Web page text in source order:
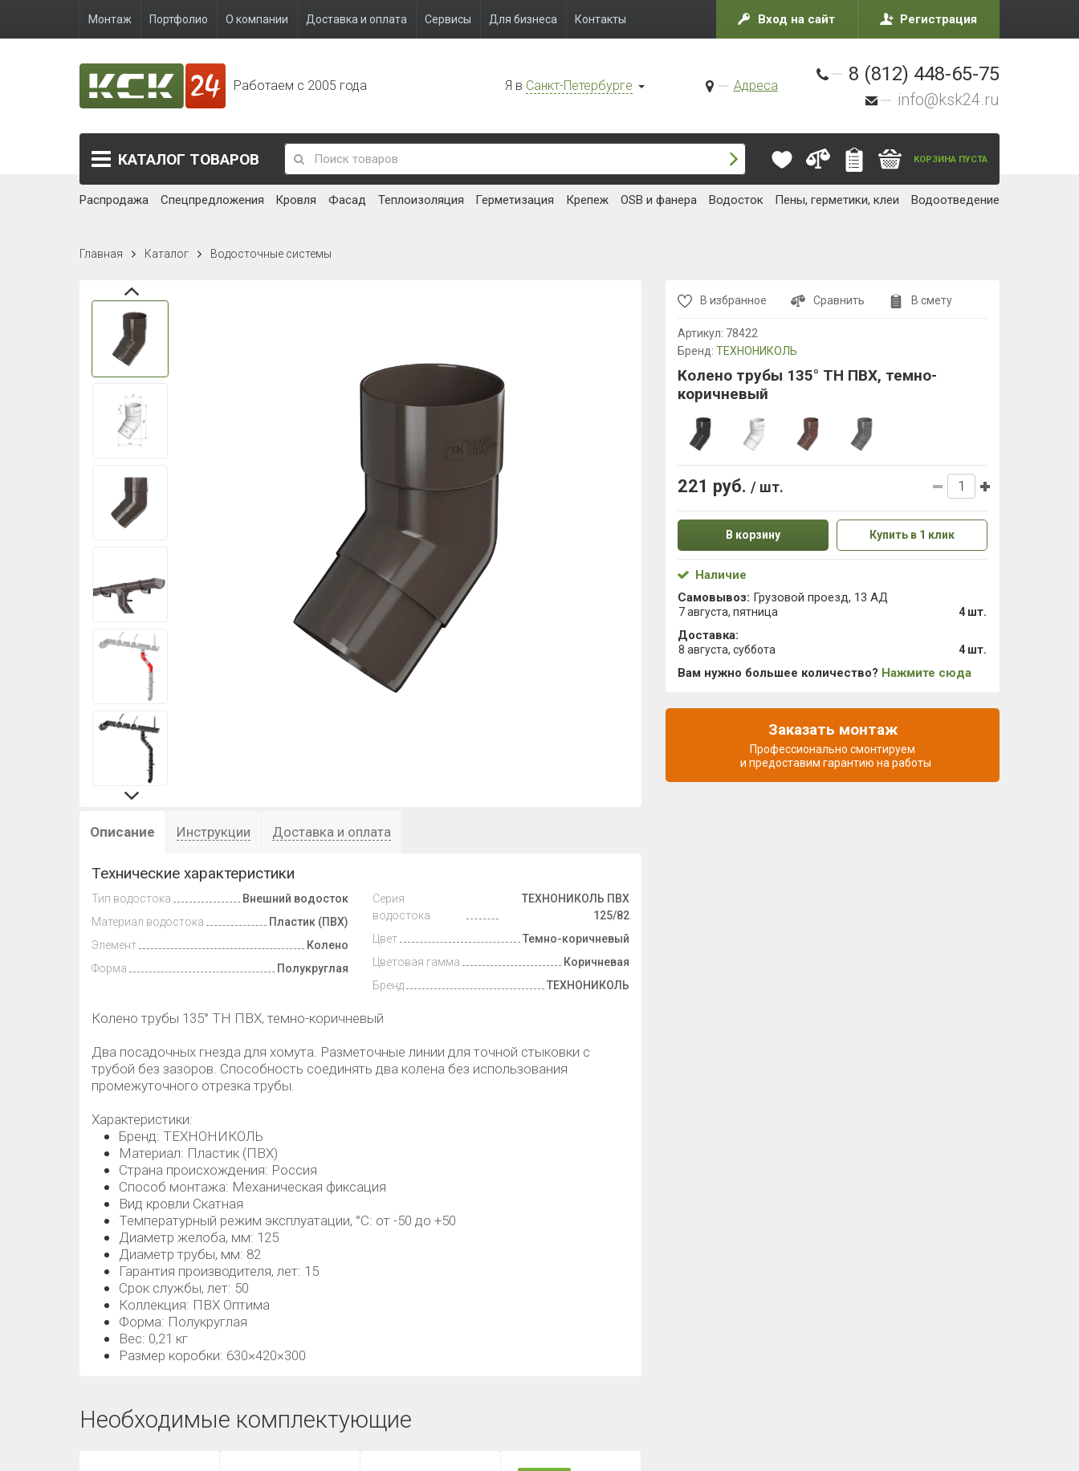
Монтаж Портфолио О компании Доставка и оплата Сервисы Для бизнеса Контакты Вход на сайт Регистрация
Работаем с 2005 года Я в Санкт-Петербурге Адреса
8 (812) 448-65-75
info@ksk24.ru
КАТАЛОГ ТОВАРОВ КОРЗИНА ПУСТА
Распродажа Спецпредложения Кровля Фасад Теплоизоляция Герметизация Крепеж OSB и фанера Водосток Пены, герметики, клеи Водоотведение
Главная Каталог Водосточные системы
Описание Инструкции Доставка и оплата
Технические характеристики
Тип водостока
Внешний водосток
Материал водостока
Пластик (ПВХ)
Элемент
Колено
Форма
Полукруглая
Серия
водостока
ТЕХНОНИКОЛЬ ПВХ
125/82
Цвет
Темно-коричневый
Цветовая гамма
Коричневая
Бренд
ТЕХНОНИКОЛЬ
Колено трубы 135° ТН ПВХ, темно-коричневый
Два посадочных гнезда для хомута. Разметочные линии для точной стыковки с
трубой без зазоров. Способность соединять два колена без использования
промежуточного отрезка трубы.
Характеристики:
Бренд: ТЕХНОНИКОЛЬ
Материал: Пластик (ПВХ)
Страна происхождения: Россия
Способ монтажа: Механическая фиксация
Вид кровли Скатная
Температурный режим эксплуатации, °C: от -50 до +50
Диаметр желоба, мм: 125
Диаметр трубы, мм: 82
Гарантия производителя, лет: 15
Срок службы, лет: 50
Коллекция: ПВХ Оптима
Форма: Полукруглая
Вес: 0,21 кг
Размер коробки: 630×420×300
Необходимые комплектующие
В избранное Сравнить В смету
Артикул: 78422
Бренд: ТЕХНОНИКОЛЬ
Колено трубы 135° ТН ПВХ, темно-
коричневый
221 руб. / шт.
В корзину Купить в 1 клик
Наличие
Самовывоз: Грузовой проезд, 13 АД
7 августа, пятница 4 шт.
Доставка:
8 августа, суббота 4 шт.
Вам нужно большее количество? Нажмите сюда
Заказать монтаж
Профессионально смонтируем
и предоставим гарантию на работы